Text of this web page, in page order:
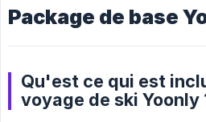
Package de base
Qu'est ce qui est
voyage de ski Yoonly